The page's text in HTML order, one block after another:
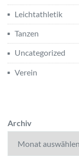
Leichtathletik
Tanzen
Uncategorized
Verein
Archiv